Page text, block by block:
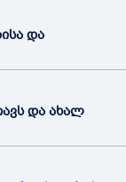
და
და ახალ